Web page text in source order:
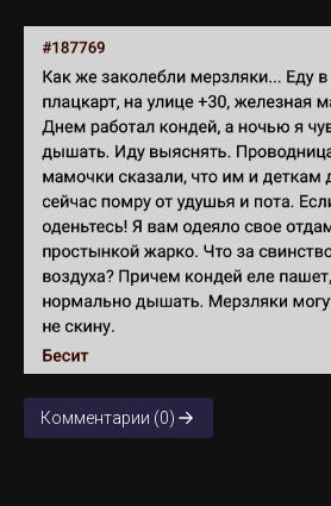
Комментарии (0)